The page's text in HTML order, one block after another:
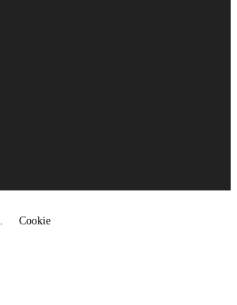
Cookie